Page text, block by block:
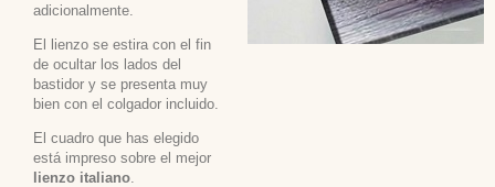
adicionalmente.
El lienzo se estira con el fin
de ocultar los lados del
bastidor y se presenta muy
bien con el colgador incluido.
El cuadro que has elegido
está impreso sobre el mejor
lienzo italiano